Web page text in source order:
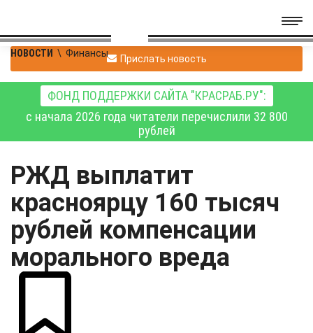
НОВОСТИ \ Финансы Прислать новость
ФОНД ПОДДЕРЖКИ САЙТА "КРАСРАБ.РУ":
с начала 2026 года читатели перечислили 32 800
рублей
РЖД выплатит
красноярцу 160 тысяч
рублей компенсации
морального вреда